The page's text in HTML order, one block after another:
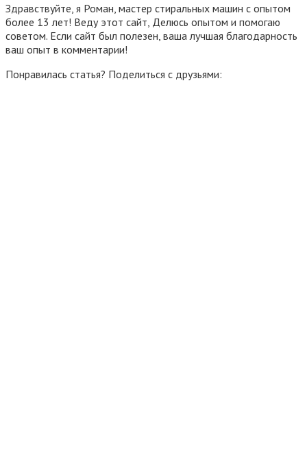
Здравствуйте, я Роман, мастер стиральных машин с опытом
более 13 лет! Веду этот сайт, Делюсь опытом и помогаю
советом. Если сайт был полезен, ваша лучшая благодарность
ваш опыт в комментарии!
Понравилась статья? Поделиться с друзьями: